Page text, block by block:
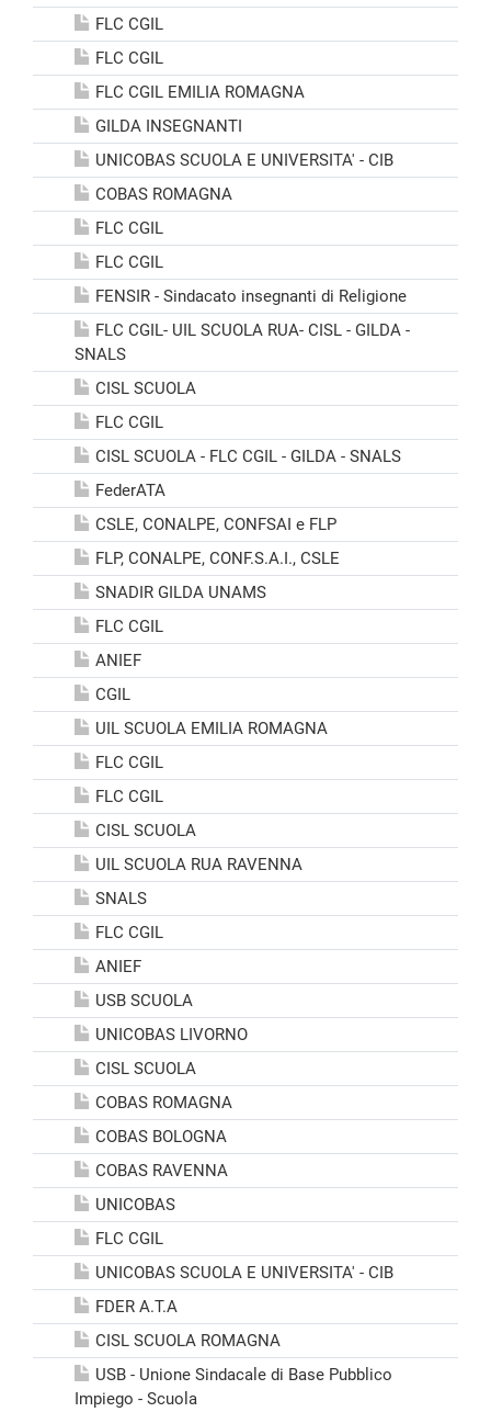
FLC CGIL
FLC CGIL
FLC CGIL EMILIA ROMAGNA
GILDA INSEGNANTI
UNICOBAS SCUOLA E UNIVERSITA' - CIB
COBAS ROMAGNA
FLC CGIL
FLC CGIL
FENSIR - Sindacato insegnanti di Religione
FLC CGIL- UIL SCUOLA RUA- CISL - GILDA -
SNALS
CISL SCUOLA
FLC CGIL
CISL SCUOLA - FLC CGIL - GILDA - SNALS
FederATA
CSLE, CONALPE, CONFSAI e FLP
FLP, CONALPE, CONF.S.A.I., CSLE
SNADIR GILDA UNAMS
FLC CGIL
ANIEF
CGIL
UIL SCUOLA EMILIA ROMAGNA
FLC CGIL
FLC CGIL
CISL SCUOLA
UIL SCUOLA RUA RAVENNA
SNALS
FLC CGIL
ANIEF
USB SCUOLA
UNICOBAS LIVORNO
CISL SCUOLA
COBAS ROMAGNA
COBAS BOLOGNA
COBAS RAVENNA
UNICOBAS
FLC CGIL
UNICOBAS SCUOLA E UNIVERSITA' - CIB
FDER A.T.A
CISL SCUOLA ROMAGNA
USB - Unione Sindacale di Base Pubblico
Impiego - Scuola